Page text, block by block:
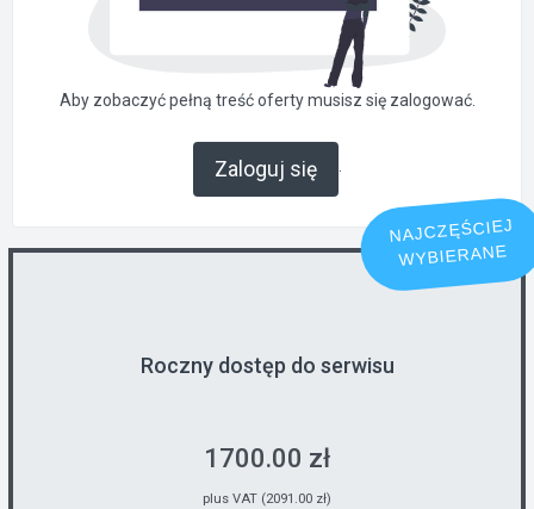
Aby zobaczyć pełną treść oferty musisz się zalogować.
Zaloguj się .
NAJCZĘŚCIEJ
WYBIERANE
Roczny dostęp do serwisu
1700.00 zł
plus VAT (2091.00 zł)